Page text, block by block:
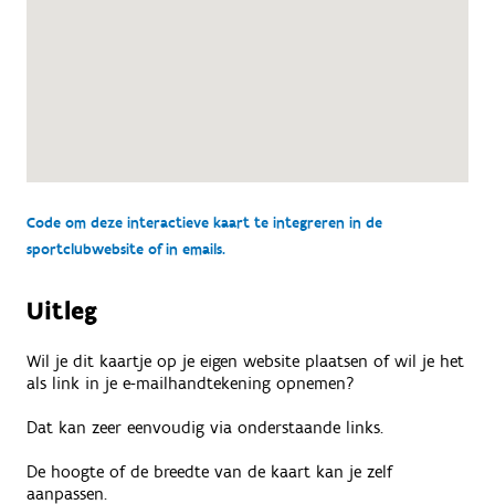
Code om deze interactieve kaart te integreren in de
sportclubwebsite of in emails.
Uitleg
Wil je dit kaartje op je eigen website plaatsen of wil je het
als link in je e-mailhandtekening opnemen?
Dat kan zeer eenvoudig via onderstaande links.
De hoogte of de breedte van de kaart kan je zelf
aanpassen.